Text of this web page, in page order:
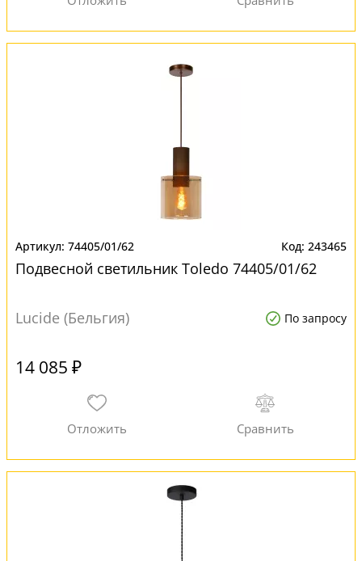
74405/01/62 243465
Подвесной светильник Toledo 74405/01/62
Lucide (Бельгия) По запросу
14 085 ₽